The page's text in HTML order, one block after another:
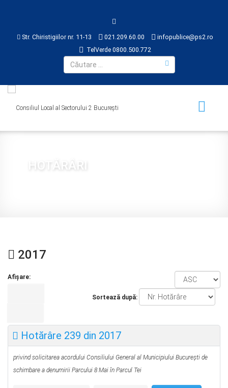
Str. Chiristigiilor nr. 11-13 021.209.60.00
infopublice@ps2.ro
TelVerde 0800.500.772
HOTĂRÂRI
2017
Afișare:
Sortează după:
Hotărâre 239 din 2017
privind solicitarea acordului Consiliului General al Municipiului București de
schimbare a denumirii Parcului 8 Mai în Parcul Tei